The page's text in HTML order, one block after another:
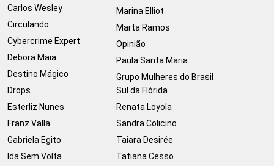
Carlos Wesley
Circulando
Cybercrime Expert
Debora Maia
Destino Mágico
Drops
Esterliz Nunes
Franz Valla
Gabriela Egito
Ida Sem Volta
Marina Elliot
Marta Ramos
Opinião
Paula Santa Maria
Grupo Mulheres do Brasil
Sul da Flórida
Renata Loyola
Sandra Colicino
Taiara Desirée
Tatiana Cesso